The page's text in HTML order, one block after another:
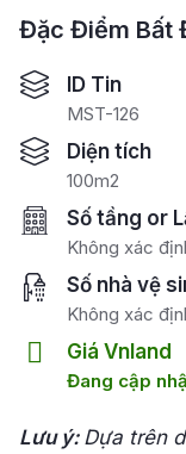
Đặc Điểm Bất
ID Tin
MST-126
Diện tích
100m2
Số tầng or
Không xác
Số nhà vệ
Không xác
Giá Vnland
Đang cập
Lưu ý: Dựa trên